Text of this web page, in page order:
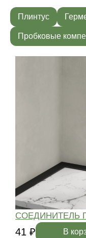
Плинтус
Пробковые
СОЕДИНИТЕЛЬ
41 ₽ В